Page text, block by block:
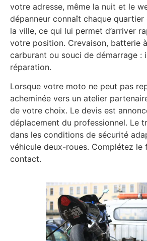
votre adresse, même la nuit et le
dépanneur connaît chaque
la ville, ce qui lui permet d’arriver
votre position. Crevaison, batterie
carburant ou souci de démarrage :
réparation.
Lorsque votre moto ne peut pas
acheminée vers un atelier
de votre choix. Le devis est
déplacement du professionnel. Le
dans les conditions de sécurité
véhicule deux-roues. Complétez le
contact.